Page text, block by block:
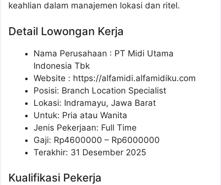
keahlian dalam manajemen lokasi dan ritel.
Detail Lowongan Kerja
Nama Perusahaan : PT Midi Utama
Indonesia Tbk
Website : https://alfamidi.alfamidiku.com
Posisi: Branch Location Specialist
Lokasi: Indramayu, Jawa Barat
Untuk: Pria atau Wanita
Jenis Pekerjaan: Full Time
Gaji: Rp4600000 – Rp6000000
Terakhir: 31 Desember 2025
Kualifikasi Pekerja